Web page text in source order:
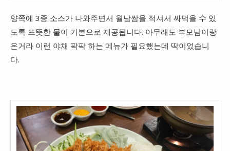
양쪽에 3종 소스가 나와주면서 월남쌈을 적셔서 싸먹을 수 있
도록 뜨뜻한 물이 기본으로 제공됩니다. 아무래도 부모님이랑
온거라 이런 야채 팍팍 하는 메뉴가 필요했는데 딱이었습니
다.